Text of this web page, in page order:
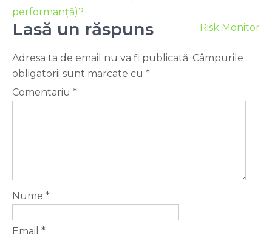
performanță)?
Risk Monitor
Lasă un răspuns
Adresa ta de email nu va fi publicată. Câmpurile
obligatorii sunt marcate cu *
Comentariu *
Nume *
Email *